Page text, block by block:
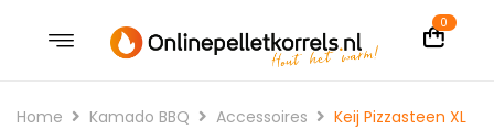
0
Home Kamado BBQ Accessoires Keij Pizzasteen XL